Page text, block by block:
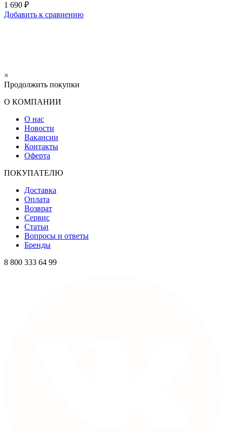
1 690 ₽
Добавить к сравнению
×
Продолжить покупки
О КОМПАНИИ
О нас
Новости
Вакансии
Контакты
Оферта
ПОКУПАТЕЛЮ
Доставка
Оплата
Возврат
Сервис
Статьи
Вопросы и ответы
Бренды
8 800 333 64 99